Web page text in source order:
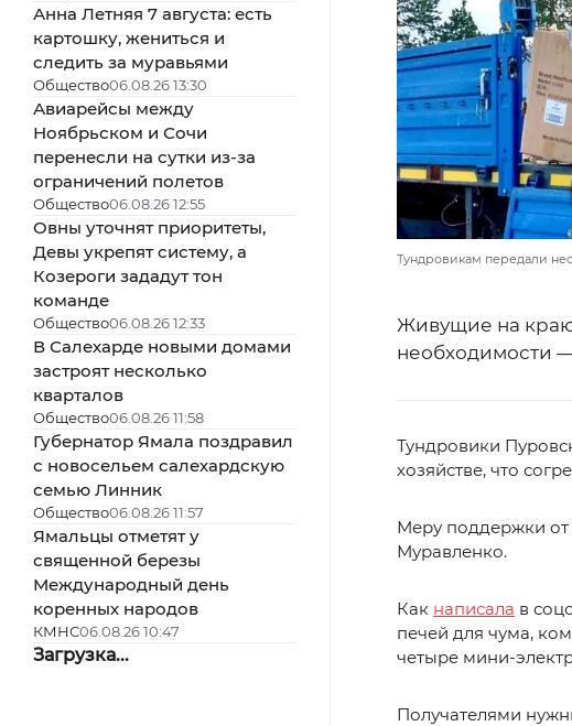
Анна Летняя 7 августа: есть
картошку, жениться и
следить за муравьями
Общество06.08.26 13:30
Авиарейсы между
Ноябрьском и Сочи
перенесли на сутки из-за
ограничений полетов
Общество06.08.26 12:55
Овны уточнят приоритеты,
Девы укрепят систему, а
Козероги зададут тон
команде
Общество06.08.26 12:33
В Салехарде новыми домами
застроят несколько
кварталов
Общество06.08.26 11:58
Губернатор Ямала поздравил
с новосельем салехардскую
семью Линник
Общество06.08.26 11:57
Ямальцы отметят у
священной березы
Международный день
коренных народов
КМНС06.08.26 10:47
Загрузка...
Тундровикам передали
Живущие на
необходимости
Тундровики
хозяйстве, что
Меру поддержки
Муравленко.
Как написала в
печей для чума,
четыре мини-
Получателями